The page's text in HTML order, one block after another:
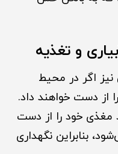
اگر در محیط
از دست خواهند داد.
مغذی خود را از دست
بنابراین نگهداری